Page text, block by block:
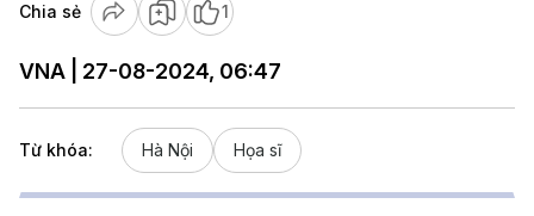
Chia sẻ 1
VNA | 27-08-2024, 06:47
Từ khóa: Hà Nội Họa sĩ